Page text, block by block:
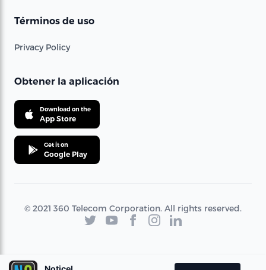
Términos de uso
Privacy Policy
Obtener la aplicación
Download on the
App Store
Get it on
Google Play
© 2021 360 Telecom Corporation. All rights reserved.